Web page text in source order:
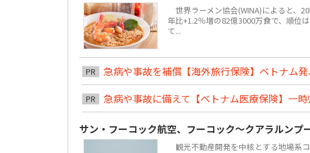
世界ラーメン協会(WINA)によると、
年比+1.2％増の82億3000万食で、順位
て...
PR 急病や事故を補償【海外旅行保険】ベトナム
PR 急病や事故に備えて【ベトナム医療保険】一
サン・フーコック航空、フーコック～クアラルンプ
観光不動産開発を中核とする地場系